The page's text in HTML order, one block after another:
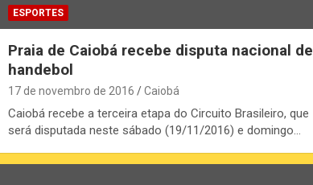
ESPORTES
Praia de Caiobá recebe disputa nacional de
handebol
17 de novembro de 2016 Caiobá
Caiobá recebe a terceira etapa do Circuito Brasileiro, que
será disputada neste sábado (19/11/2016) e domingo…